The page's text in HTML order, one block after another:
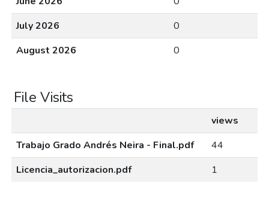
July 2026
0
August 2026
0
File Visits
views
Trabajo Grado Andrés Neira - Final.pdf
44
Licencia_autorizacion.pdf
1